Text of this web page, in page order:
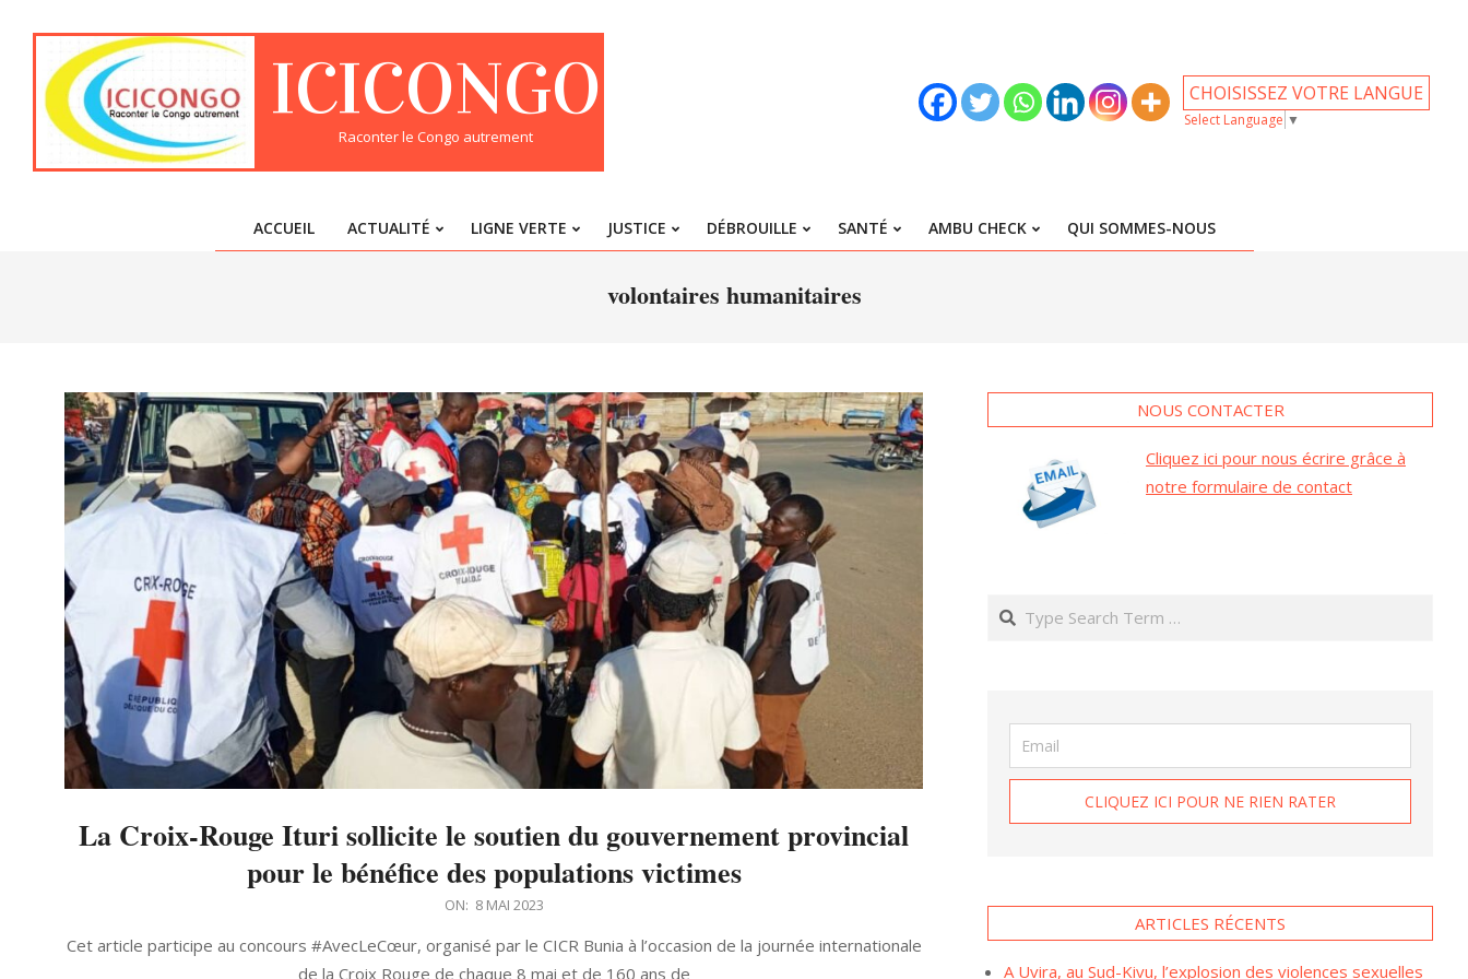
content
ICICONGO
Raconter le Congo autrement
CHOISISSEZ VOTRE LANGUE
Select Language ▼
Primary
Menu
ACCUEIL ACTUALITÉ LIGNE VERTE JUSTICE DÉBROUILLE SANTÉ AMBU CHECK QUI SOMMES-NOUS
volontaires humanitaires
La Croix-Rouge Ituri sollicite le soutien du gouvernement provincial
pour le bénéfice des populations victimes
ON: 8 MAI 2023
Cet article participe au concours #AvecLeCœur, organisé par le CICR Bunia à l’occasion de la journée internationale
de la Croix Rouge de chaque 8 mai et de 160 ans de
NOUS CONTACTER
Cliquez ici pour nous écrire grâce à
notre formulaire de contact
Search
ARTICLES RÉCENTS
A Uvira, au Sud-Kivu, l’explosion des violences sexuelles